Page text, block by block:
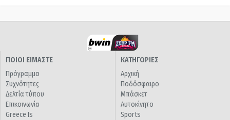
ΠΟΙΟΙ ΕΙΜΑΣΤΕ
Πρόγραμμα
Συχνότητες
Δελτία τύπου
Επικοινωνία
Greece Is
ΚΑΤΗΓΟΡΙΕΣ
Αρχική
Ποδόσφαιρο
Μπάσκετ
Αυτοκίνητο
Sports